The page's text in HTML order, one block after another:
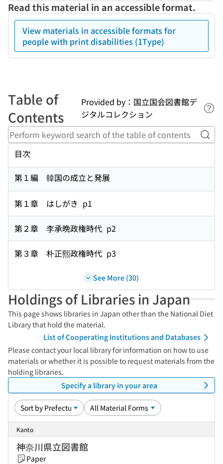
Read this material in an accessible format.
View materials in accessible formats for
people with print disabilities (1Type)
Table of
Contents
Provided by：国立国会図書館デ
ジタルコレクション
目次
第１編 韓国の成立と発展
第１章 はしがき p1
第２章 李承晩政権時代 p2
第３章 朴正熙政権時代 p3
See More (30)
Holdings of Libraries in Japan
This page shows libraries in Japan other than the National Diet
Library that hold the material.
List of Cooperating Institutions and Databases
Please contact your local library for information on how to use
materials or whether it is possible to request materials from the
holding libraries.
Specify a library in your area
Kanto
神奈川県立図書館
Paper